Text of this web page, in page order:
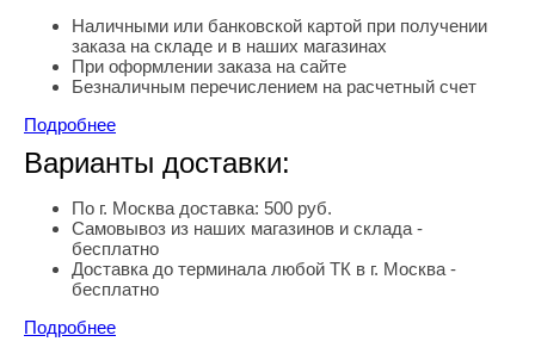
Наличными или банковской картой при получении
заказа на складе и в наших магазинах
При оформлении заказа на сайте
Безналичным перечислением на расчетный счет
Подробнее
Варианты доставки:
По г. Москва доставка: 500 руб.
Самовывоз из наших магазинов и склада -
бесплатно
Доставка до терминала любой ТК в г. Москва -
бесплатно
Подробнее